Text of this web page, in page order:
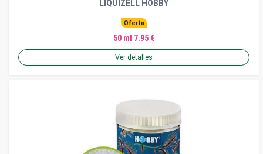
LIQUIZELL HOBBY
Oferta
50 ml 7.95 €
Ver detalles